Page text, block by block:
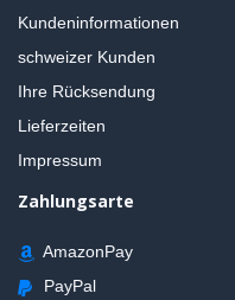
Kundeninformationen
schweizer Kunden
Ihre Rücksendung
Lieferzeiten
Impressum
Zahlungsarte
AmazonPay
PayPal